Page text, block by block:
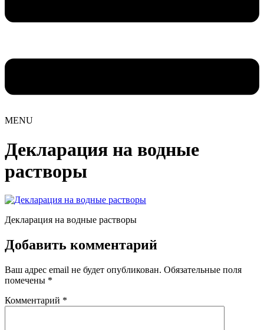
MENU
Декларация на водные
растворы
Декларация на водные растворы
Добавить комментарий
Ваш адрес email не будет опубликован. Обязательные поля
помечены *
Комментарий *